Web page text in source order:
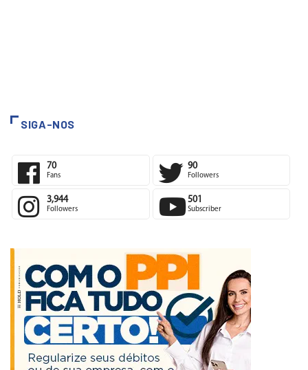
SIGA-NOS
70 90
3,944 501